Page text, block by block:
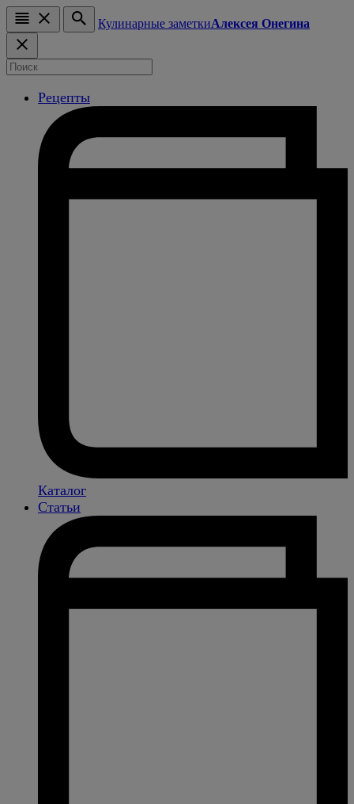
Кулинарные заметкиАлексея Онегина
Рецепты
Каталог
Статьи